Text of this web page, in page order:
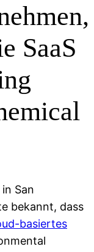
SaaS
San
bekannt, dass
basiertes